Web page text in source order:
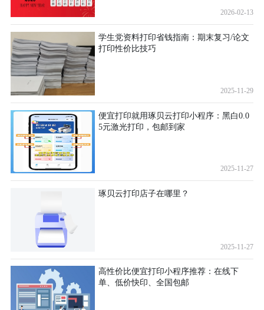
2026-02-13
学生党资料打印省钱指南：期末复习/论文
打印性价比技巧
2025-11-29
便宜打印就用琢贝云打印小程序：黑白0.0
5元激光打印，包邮到家
2025-11-27
琢贝云打印店子在哪里？
2025-11-27
高性价比便宜打印小程序推荐：在线下
单、低价快印、全国包邮